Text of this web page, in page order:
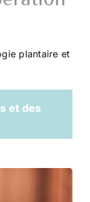
plantaire et
et des